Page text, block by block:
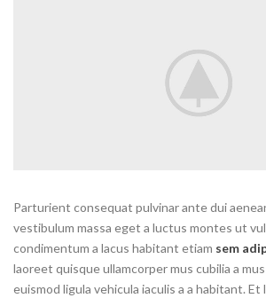
Parturient consequat pulvinar ante dui
vestibulum massa eget a luctus montes ut
condimentum a lacus habitant etiam sem
laoreet quisque ullamcorper mus cubilia a
euismod ligula vehicula iaculis a a habitant. Et